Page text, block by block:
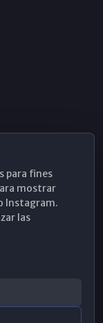
para fines
mostrar
Instagram.
las